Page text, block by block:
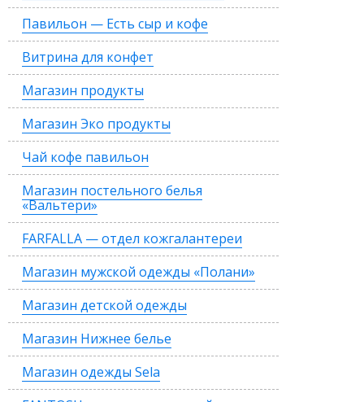
Павильон — Есть сыр и кофе
Витрина для конфет
Магазин продукты
Магазин Эко продукты
Чай кофе павильон
Магазин постельного белья
«Вальтери»
FARFALLA — отдел кожгалантереи
Магазин мужской одежды «Полани»
Магазин детской одежды
Магазин Нижнее белье
Магазин одежды Sela